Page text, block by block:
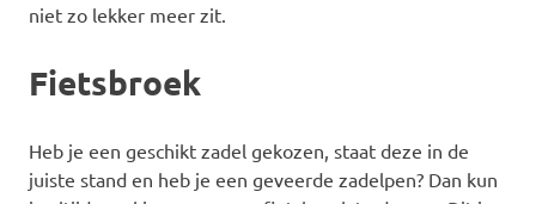
niet zo lekker meer zit.
Fietsbroek
Heb je een geschikt zadel gekozen, staat deze in de
juiste stand en heb je een geveerde zadelpen? Dan kun